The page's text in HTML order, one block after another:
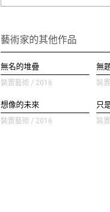
藝術家的其他作品
無名的堆疊
裝置藝術 / 2016
無
裝
想像的未來
裝置藝術 / 2016
只
裝